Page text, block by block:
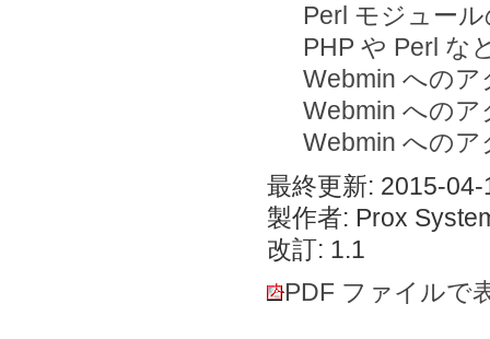
Perl モジュー
PHP や Perl な
Webmin への
Webmin への
Webmin への
最終更新: 2015-
製作者: Prox
改訂: 1.1
PDF ファイルで